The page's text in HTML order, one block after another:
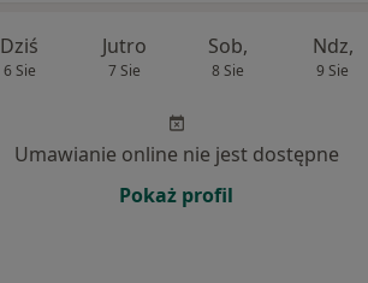
Dziś
6 Sie
Jutro
7 Sie
Sob,
8 Sie
Ndz,
9 Sie
Umawianie online nie jest dostępne
Pokaż profil